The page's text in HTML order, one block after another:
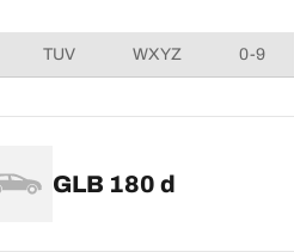
TUV WXYZ 0-9
GLB 180 d